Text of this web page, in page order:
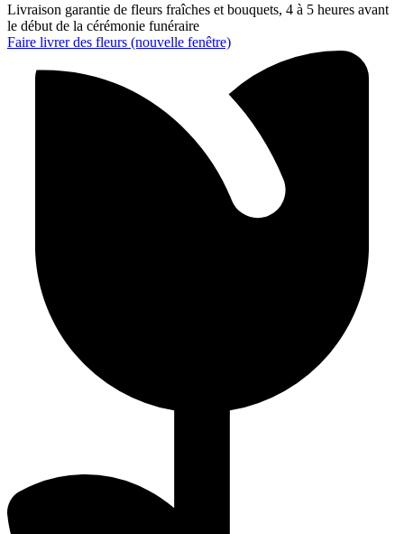
Livraison garantie de fleurs fraîches et bouquets, 4 à 5 heures avant
le début de la cérémonie funéraire
Faire livrer des fleurs (nouvelle fenêtre)